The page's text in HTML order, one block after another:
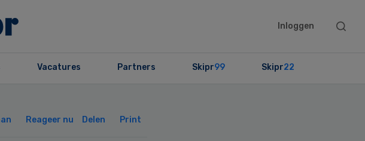
Inloggen
Search
Vacatures Partners Skipr99 Skipr22
Reageer nu Delen Print